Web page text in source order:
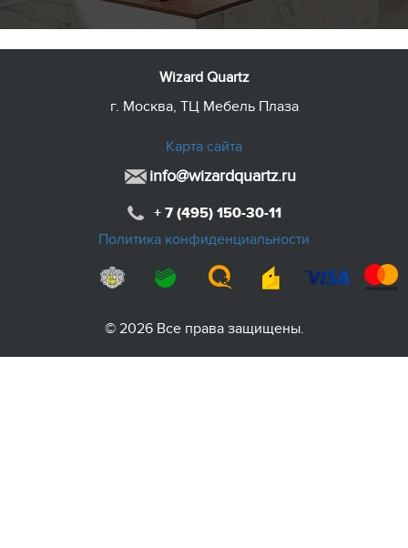
Wizard Quartz
г. Москва, ТЦ Мебель Плаза
Карта сайта
info@wizardquartz.ru
+ 7 (495) 150-30-11
Политика конфиденциальности
© 2026 Все права защищены.